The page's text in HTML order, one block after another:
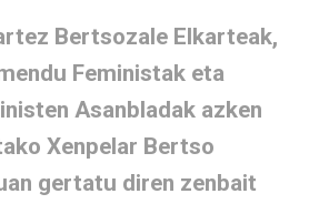
Bertsozale Elkarteak,
Feministak eta
Asanbladak azken
Xenpelar Bertso
gertatu diren zenbait